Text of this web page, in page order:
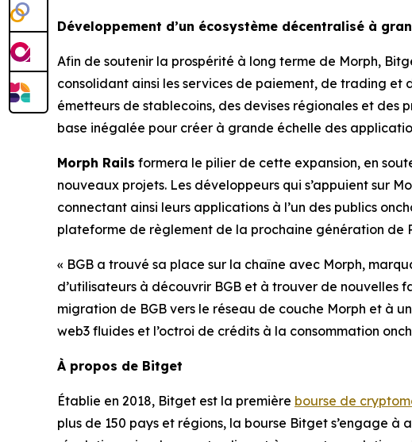
Développement d’un écosystème décentralisé à
Afin de soutenir la prospérité à long terme de Morph,
consolidant ainsi les services de paiement, de trading et
émetteurs de stablecoins, des devises régionales et
base inégalée pour créer à grande échelle des
Morph Rails formera le pilier de cette expansion, en
nouveaux projets. Les développeurs qui s’appuient sur
connectant ainsi leurs applications à l’un des publics
plateforme de règlement de la prochaine génération de
« BGB a trouvé sa place sur la chaîne avec Morph,
d’utilisateurs à découvrir BGB et à trouver de nouvelles
migration de BGB vers le réseau de couche Morph et à
web3 fluides et l’octroi de crédits à la consommation
À propos de Bitget
Établie en 2018, Bitget est la première bourse de
plus de 150 pays et régions, la bourse Bitget s’engage